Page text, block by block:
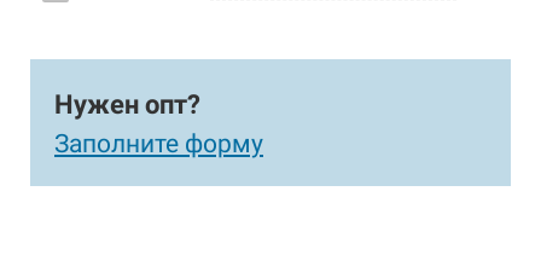
Нужен опт?
Заполните форму